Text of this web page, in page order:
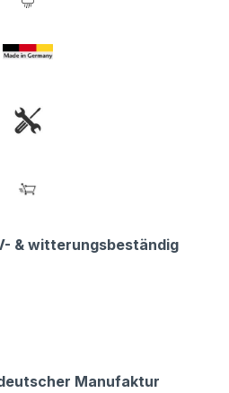
& witterungsbeständig
Manufaktur